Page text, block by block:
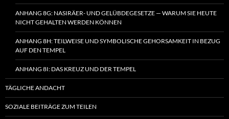
ANHANG 8G: NASIRÄER- UND GELÜBDEGESETZE — WARUM SIE HEUTE
NICHT GEHALTEN WERDEN KÖNNEN
ANHANG 8H: TEILWEISE UND SYMBOLISCHE GEHORSAMKEIT IN BEZUG
AUF DEN TEMPEL
ANHANG 8I: DAS KREUZ UND DER TEMPEL
TÄGLICHE ANDACHT
SOZIALE BEITRÄGE ZUM TEILEN